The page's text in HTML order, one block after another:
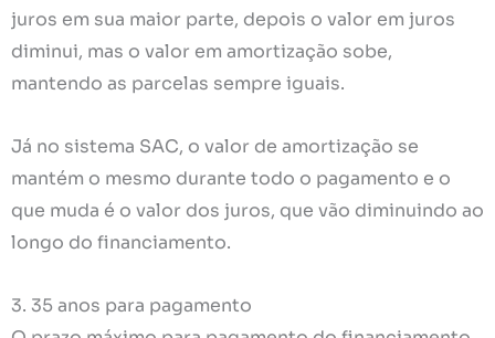
juros em sua maior parte, depois o valor em juros
diminui, mas o valor em amortização sobe,
mantendo as parcelas sempre iguais.
Já no sistema SAC, o valor de amortização se
mantém o mesmo durante todo o pagamento e o
que muda é o valor dos juros, que vão diminuindo ao
longo do financiamento.
3. 35 anos para pagamento